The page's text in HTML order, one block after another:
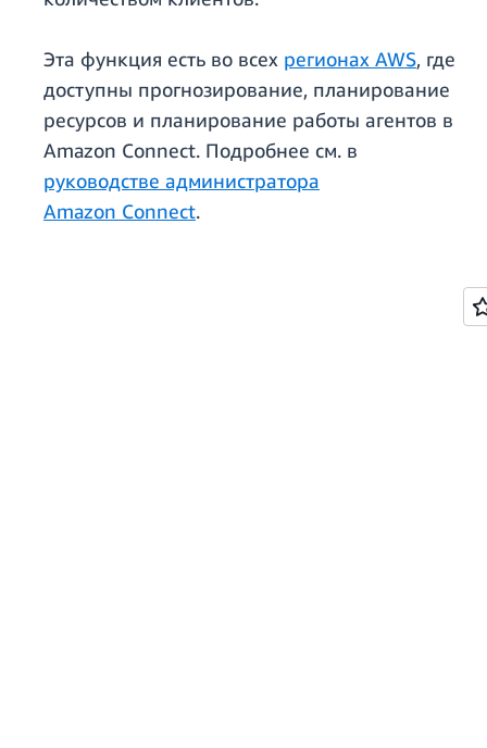
Эта функция есть во всех регионах AWS, где
доступны прогнозирование, планирование
ресурсов и планирование работы агентов в
Amazon Connect. Подробнее см. в
руководстве администратора
Amazon Connect.